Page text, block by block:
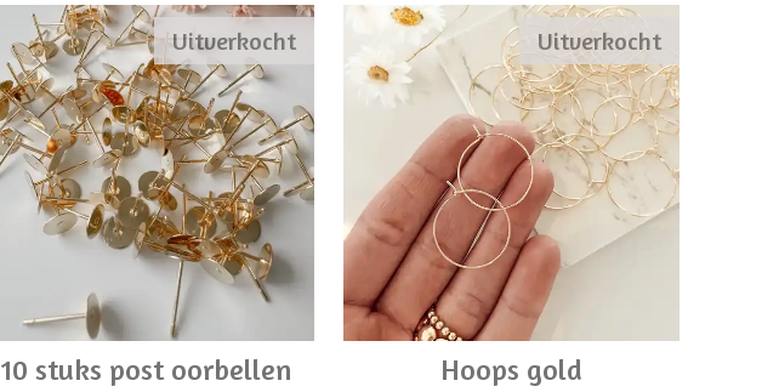
Uitverkocht
10 stuks post oorbellen
Uitverkocht
Hoops gold